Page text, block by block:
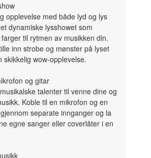
opplevelse med både lyd og lys
dynamiske lysshowet som
til rytmen av musikken din.
inn strobe og mønster på lyset
skikkelig wow-opplevelse.
og gitar
talenter til venne dine og
Koble til en mikrofon og en
separate innganger og la
egne sanger eller coverlåter i en